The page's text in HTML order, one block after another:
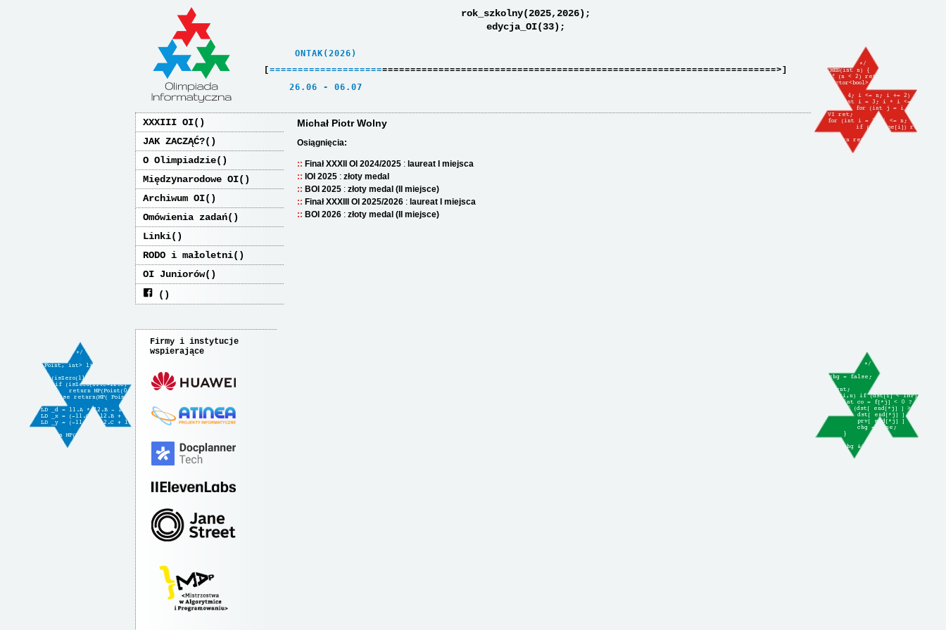
rok_szkolny(2025,2026);
edycja_OI(33);
    ONTAK(2026)
[ ==========================================================================================>]
   26.06 - 06.07
XXXIII OI
JAK ZACZĄĆ?
O Olimpiadzie
Międzynarodowe OI
Archiwum OI
Omówienia zadań
Linki
RODO i małoletni
OI Juniorów
Firmy i instytucje
wspierające
Michał Piotr Wolny
Osiągnięcia:
Finał XXXII OI 2024/2025 : laureat I miejsca
IOI 2025 : złoty medal
BOI 2025 : złoty medal (II miejsce)
Finał XXXIII OI 2025/2026 : laureat I miejsca
BOI 2026 : złoty medal (II miejsce)